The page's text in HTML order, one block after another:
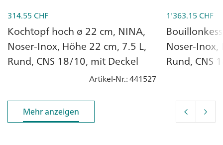
314.55 CHF
Kochtopf hoch ø 22 cm, NINA,
Noser-Inox, Höhe 22 cm, 7.5 L,
Rund, CNS 18/10, mit Deckel
Artikel-Nr.: 441527
1'363.15 CHF
Noser-Inox,
Rund, CNS
Mehr anzeigen
Mehr anzeigen